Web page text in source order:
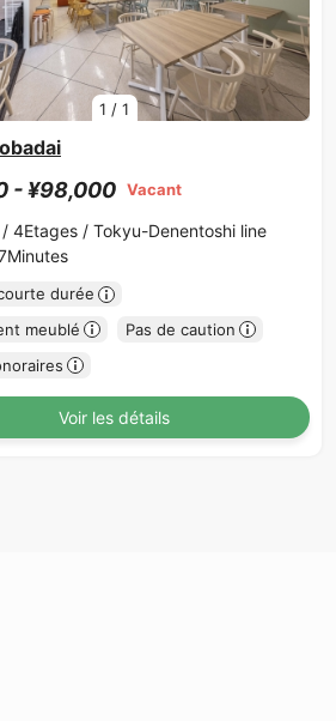
1 /1
- ¥98,000 Vacant
/ 4Etages / Tokyu-Denentoshi line
durée
meublé
Pas de caution
Voir les détails